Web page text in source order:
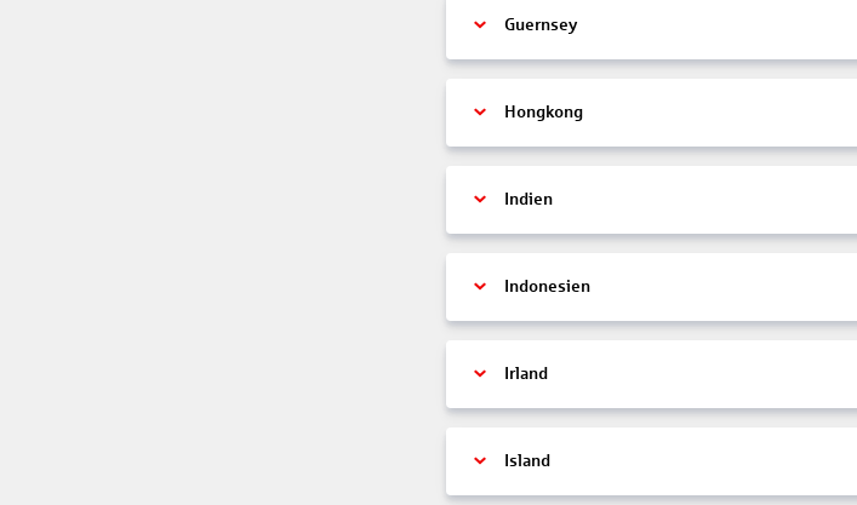
Guernsey
Hongkong
Indien
Indonesien
Irland
Island